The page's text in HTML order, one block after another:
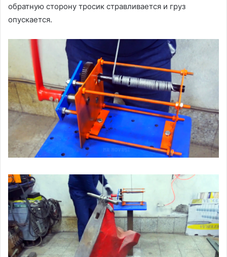
обратную сторону тросик стравливается и груз
опускается.